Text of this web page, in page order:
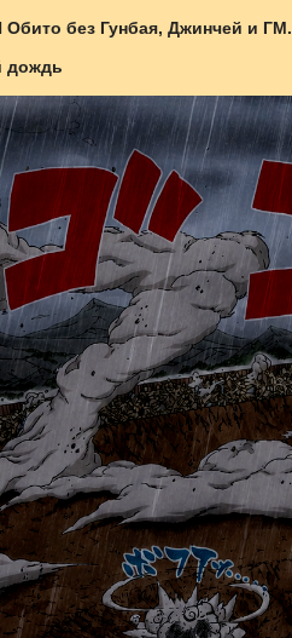
без Гунбая, Джинчей и ГМ.
дождь